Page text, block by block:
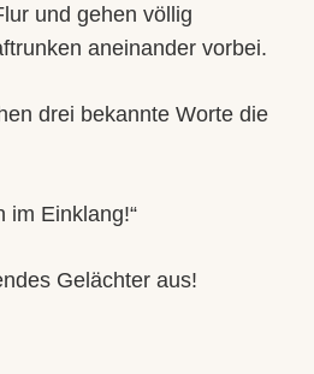
und gehen völlig
aneinander vorbei.
drei bekannte Worte die
im Einklang!“
Gelächter aus!